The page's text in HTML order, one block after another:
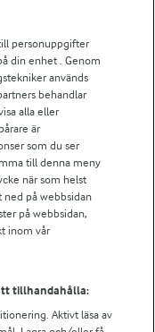
personuppgifter
din enhet . Genom
används
behandlar
alla eller
är
som du ser
till denna meny
när som helst
ned på webbsidan
på webbsidan,
inom vår
tillhandahålla:
Aktivt läsa av